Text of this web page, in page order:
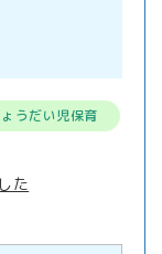
うだい児保育
た